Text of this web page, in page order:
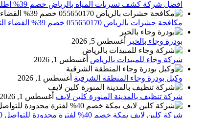
افضل شركة كشف تسربات المياه بالرياض خصم 39% اطلب الان 0556501701‬‏ – تقارير معتمدة
مكافحة حشرات بالرياض 055650170 خصم 39% القضاء التام علي الحشرات والقوارض
بودرة وجاء بالخبر أغسطس 5, 2026
شركة وجاء للمبيدات بالرياض أغسطس 1, 2026
وكيل بودرة وجاء المنطقة الشرقية أغسطس 1, 2026
شركة تنظيف بالمدينة المنورة كلين لايف أغسطس 1, 2026
شركة كلين لايف بمكة خصم 40% لفترة محدودة للتواصل 0552071750 نصلك اينما كنت